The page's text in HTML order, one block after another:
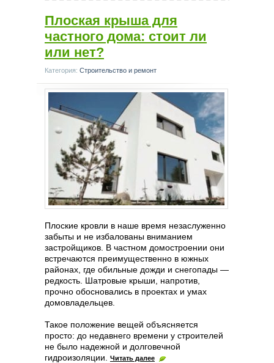
Плоская крыша для
частного дома: стоит ли
или нет?
Категория: Строительство и ремонт
Плоские кровли в наше время незаслуженно
забыты и не избалованы вниманием
застройщиков. В частном домостроении они
встречаются преимущественно в южных
районах, где обильные дожди и снегопады —
редкость. Шатровые крыши, напротив,
прочно обосновались в проектах и умах
домовладельцев.
Такое положение вещей объясняется
просто: до недавнего времени у строителей
не было надежной и долговечной
гидроизоляции.
Читать далее